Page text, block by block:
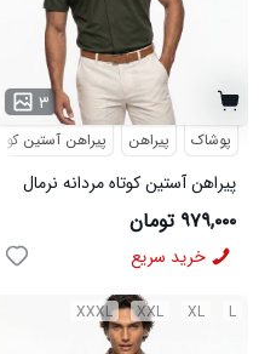
۳
پوشاک پیراهن پیراهن آستین کوتاه
پیراهن آستین کوتاه مردانه نرمال
ساده ویسکوز سبز مدل 50977
۹۷۹,۰۰۰ تومان
خرید سریع
L
XL
XXL
XXXL